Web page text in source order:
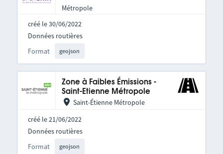
Métropole
créé le 30/06/2022
Format geojson
Données routières
Zone à Faibles Émissions -
Saint-Etienne Métropole
Saint-Étienne Métropole
créé le 21/06/2022
Format geojson
Données routières